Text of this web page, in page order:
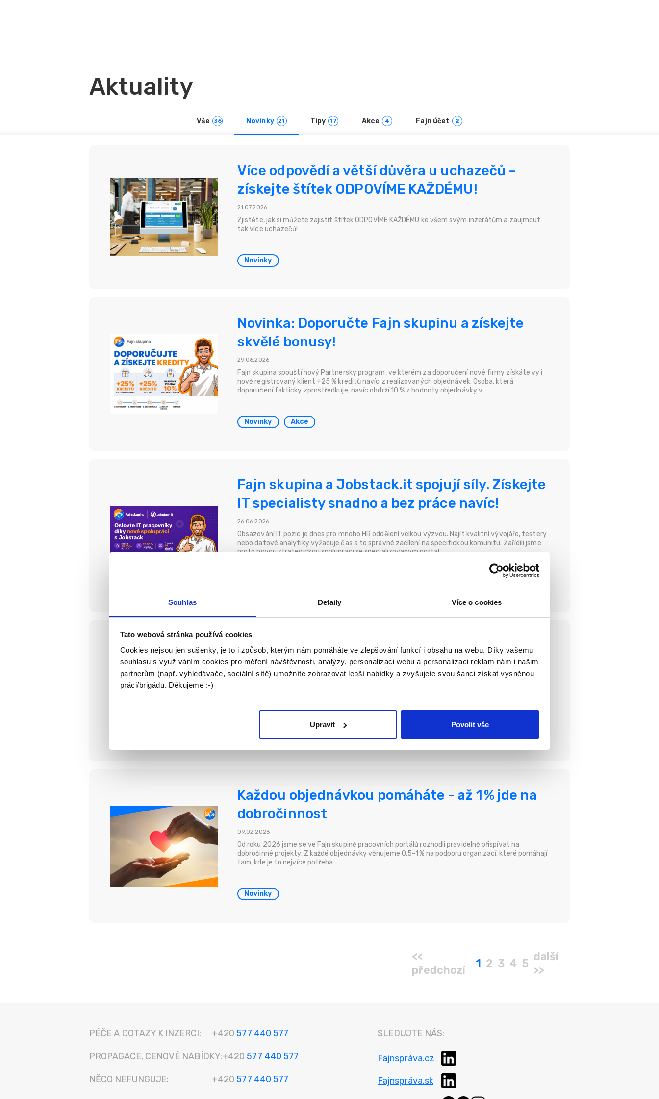
Souhlas Detaily Více o cookies
Tato webová stránka používá cookies
Cookies nejsou jen sušenky, je to i způsob, kterým nám pomáháte ve zlepšování funkcí i obsahu na webu. Díky vašemu
souhlasu s využíváním cookies pro měření návštěvnosti, analýzy, personalizaci webu a personalizaci reklam nám i našim
partnerům (např. vyhledávače, sociální sítě) umožníte zobrazovat lepší nabídky a zvyšujete svou šanci získat vysněnou
práci/brigádu. Děkujeme :-)
Upravit Povolit vše
Aktuality
Vše 36 Novinky 21 Tipy 17 Akce 4 Fajn účet 2
Více odpovědí a větší důvěra u uchazečů –
získejte štítek ODPOVÍME KAŽDÉMU!
21.07.2026
Zjistěte, jak si můžete zajistit štítek ODPOVÍME KAŽDÉMU ke všem svým inzerátům a zaujmout
tak více uchazečů!
Novinky
Novinka: Doporučte Fajn skupinu a získejte
skvělé bonusy!
29.06.2026
Fajn skupina spouští nový Partnerský program, ve kterém za doporučení nové firmy získáte vy i
nově registrovaný klient +25 % kreditů navíc z realizovaných objednávek. Osoba, která
doporučení fakticky zprostředkuje, navíc obdrží 10 % z hodnoty objednávky v
Novinky Akce
Fajn skupina a Jobstack.it spojují síly. Získejte
IT specialisty snadno a bez práce navíc!
26.06.2026
Obsazování IT pozic je dnes pro mnoho HR oddělení velkou výzvou. Najít kvalitní vývojáře, testery
nebo datové analytiky vyžaduje čas a to správné zacílení na specifickou komunitu. Zařídili jsme
proto novou strategickou spolupráci se specializovaným portál
Pomáháme tam, kde je to nejvíce potřeba –
pokračujeme se Zdravotním klaunem
Každou objednávkou pomáháte - až 1 % jde na
dobročinnost
09.02.2026
Od roku 2026 jsme se ve Fajn skupině pracovních portálů rozhodli pravidelně přispívat na
dobročinné projekty. Z každé objednávky věnujeme 0,5–1 % na podporu organizací, které pomáhají
tam, kde je to nejvíce potřeba.
Novinky
<<
předchozí
1 2 3 4 5
další
>>
PÉČE A DOTAZY K INZERCI: +420 577 440 577
PROPAGACE, CENOVÉ NABÍDKY:+420 577 440 577
NĚCO NEFUNGUJE: +420 577 440 577
SLEDUJTE NÁS:
Fajnspráva.cz
Fajnspráva.sk